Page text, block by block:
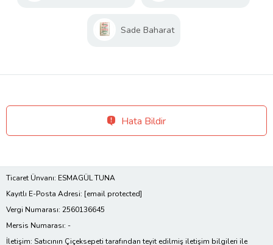
Sade Baharat
Hata Bildir
Ticaret Ünvanı: ESMAGÜL TUNA
Kayıtlı E-Posta Adresi: [email protected]
Vergi Numarası: 2560136645
Mersis Numarası: -
İletişim: Satıcının Çiçeksepeti tarafından teyit edilmiş iletişim bilgileri ile